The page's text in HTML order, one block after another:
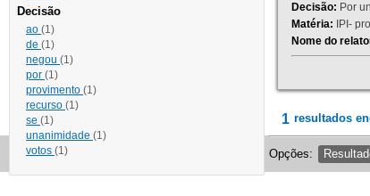
Decisão
ao (1)
de (1)
negou (1)
por (1)
provimento (1)
recurso (1)
se (1)
unanimidade (1)
votos (1)
Decisão: Por
Matéria: IPI-
Nome do
1 resultados
Opções: